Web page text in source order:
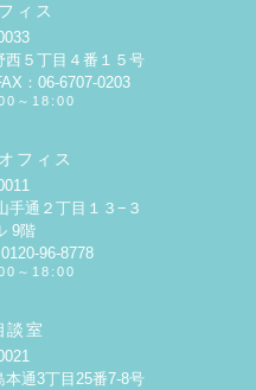
ィス
西５丁目４番１５号
：06-6707-0203
～18:00
フィス
手通２丁目１３−３
9階
96-8778
～18:00
談室
通3丁目25番7-8号